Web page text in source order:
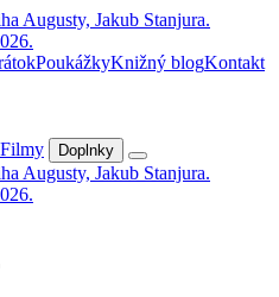
PoukážkyKnižný blogKontakt
Filmy Doplnky